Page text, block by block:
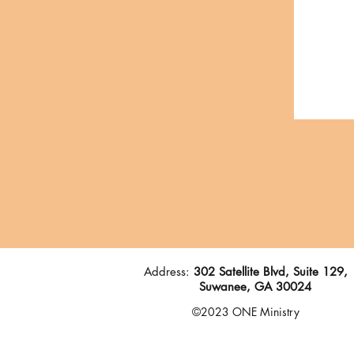
Address: 302 Satellite Blvd, Suite 129,
Suwanee, GA 30024
©2023 ONE Ministry